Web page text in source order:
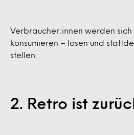
Verbraucher:innen werden
konsumieren – lösen und
stellen.
2. Retro ist